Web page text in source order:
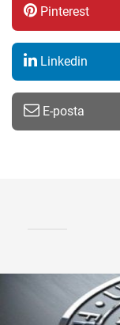
Pinterest
Linkedin
E-posta